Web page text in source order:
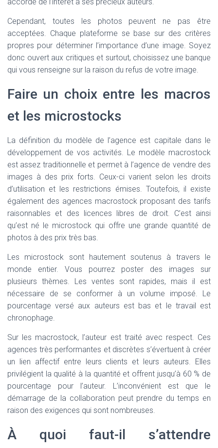
Cependant, toutes les photos peuvent ne pas être
acceptées. Chaque plateforme se base sur des critères
propres pour déterminer l’importance d’une image. Soyez
donc ouvert aux critiques et surtout, choisissez une banque
qui vous renseigne sur la raison du refus de votre image.
Faire un choix entre les macros
et les microstocks
La définition du modèle de l’agence est capitale dans le
développement de vos activités. Le modèle macrostock
est assez traditionnelle et permet à l’agence de vendre des
images à des prix forts. Ceux-ci varient selon les droits
d’utilisation et les restrictions émises. Toutefois, il existe
également des agences macrostock proposant des tarifs
raisonnables et des licences libres de droit. C’est ainsi
qu’est né le microstock qui offre une grande quantité de
photos à des prix très bas.
Les microstock sont hautement soutenus à travers le
monde entier. Vous pourrez poster des images sur
plusieurs thèmes. Les ventes sont rapides, mais il est
nécessaire de se conformer à un volume imposé. Le
pourcentage versé aux auteurs est bas et le travail est
chronophage.
Sur les macrostock, l’auteur est traité avec respect. Ces
agences très performantes et discrètes s’évertuent à créer
un lien affectif entre leurs clients et leurs auteurs. Elles
privilégient la qualité à la quantité et offrent jusqu’à 60 % de
pourcentage pour l’auteur. L’inconvénient est que le
démarrage de la collaboration peut prendre du temps en
raison des exigences qui sont nombreuses.
À quoi faut-il s’attendre